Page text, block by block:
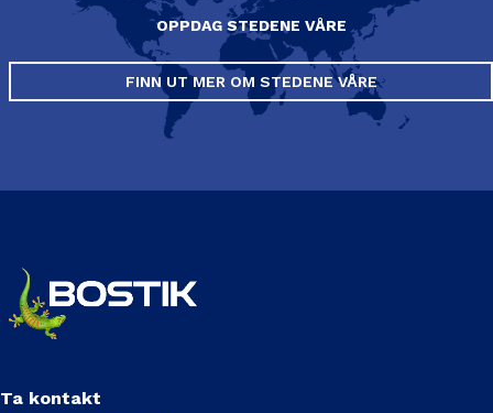
OPPDAG STEDENE VÅRE
FINN UT MER OM STEDENE VÅRE
Ta kontakt